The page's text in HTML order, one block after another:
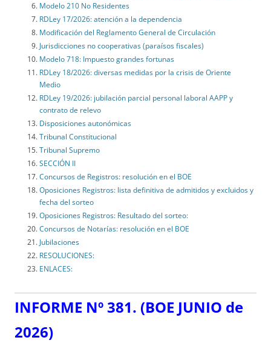
Modelo 210 No Residentes
RDLey 17/2026: atención a la dependencia
Modificación del Reglamento General de Circulación
Jurisdicciones no cooperativas (paraísos fiscales)
Modelo 718: Impuesto grandes fortunas
RDLey 18/2026: diversas medidas por la crisis de Oriente
Medio
RDLey 19/2026: jubilación parcial personal laboral AAPP y
contrato de relevo
Disposiciones autonómicas
Tribunal Constitucional
Tribunal Supremo
SECCIÓN II
Concursos de Registros: resolución en el BOE
Oposiciones Registros: lista definitiva de admitidos y excluidos y
fecha del sorteo
Oposiciones Registros: Resultado del sorteo:
Concursos de Notarías: resolución en el BOE
Jubilaciones
RESOLUCIONES:
ENLACES:
INFORME Nº 381. (BOE JUNIO de
2026)